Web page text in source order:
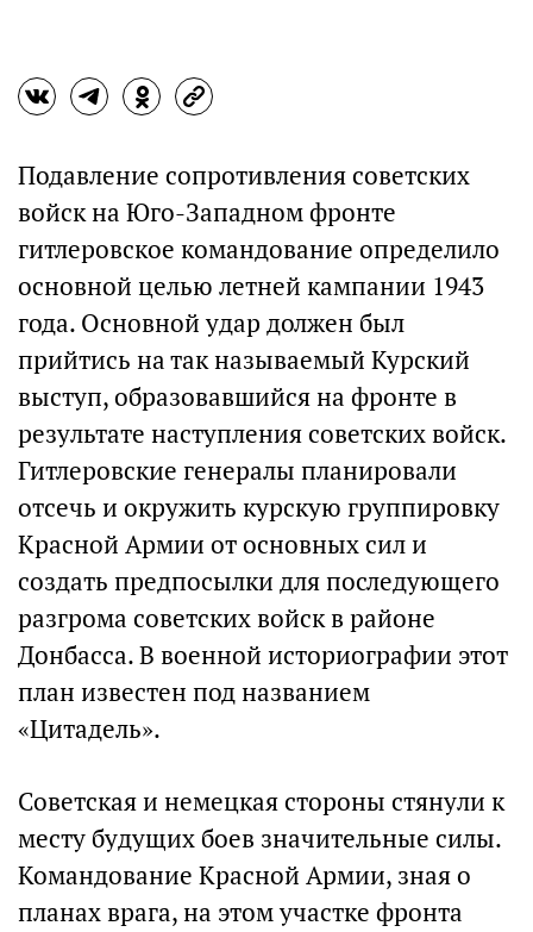
Подавление сопротивления советских
войск на Юго-Западном фронте
гитлеровское командование определило
основной целью летней кампании 1943
года. Основной удар должен был
прийтись на так называемый Курский
выступ, образовавшийся на фронте в
результате наступления советских войск.
Гитлеровские генералы планировали
отсечь и окружить курскую группировку
Красной Армии от основных сил и
создать предпосылки для последующего
разгрома советских войск в районе
Донбасса. В военной историографии этот
план известен под названием
«Цитадель».
Советская и немецкая стороны стянули к
месту будущих боев значительные силы.
Командование Красной Армии, зная о
планах врага, на этом участке фронта